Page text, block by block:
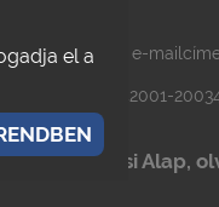
e-
OTP 11742001-
Alap,
el a